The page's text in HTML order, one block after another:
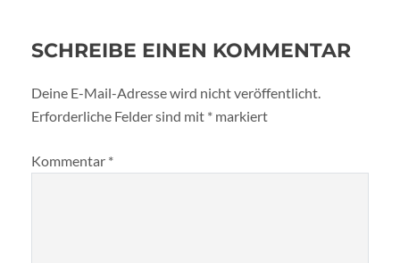
SCHREIBE EINEN KOMMENTAR
Deine E-Mail-Adresse wird nicht veröffentlicht.
Erforderliche Felder sind mit * markiert
Kommentar *